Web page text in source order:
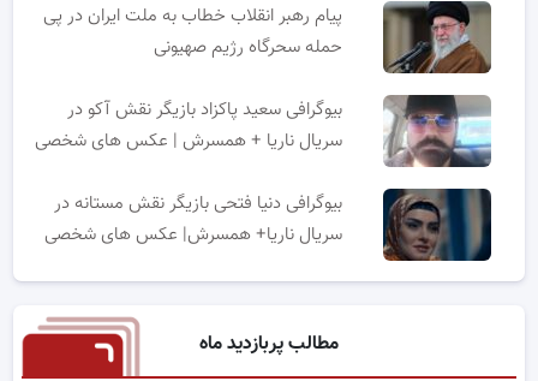
پیام رهبر انقلاب خطاب به ملت ایران در پی
حمله سحرگاه رژیم صهیونی
بیوگرافی سعید پاکزاد بازیگر نقش آکو در
سریال ناریا + همسرش | عکس های شخصی
بیوگرافی دنیا فتحی بازیگر نقش مستانه در
سریال ناریا+ همسرش| عکس های شخصی
مطالب پربازدید ماه